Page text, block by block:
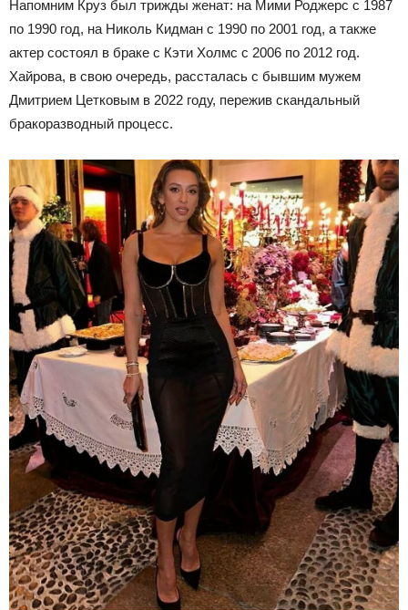
Напомним Круз был трижды женат: на Мими Роджерс с 1987
по 1990 год, на Николь Кидман с 1990 по 2001 год, а также
актер состоял в браке с Кэти Холмс с 2006 по 2012 год.
Хайрова, в свою очередь, рассталась с бывшим мужем
Дмитрием Цетковым в 2022 году, пережив скандальный
бракоразводный процесс.